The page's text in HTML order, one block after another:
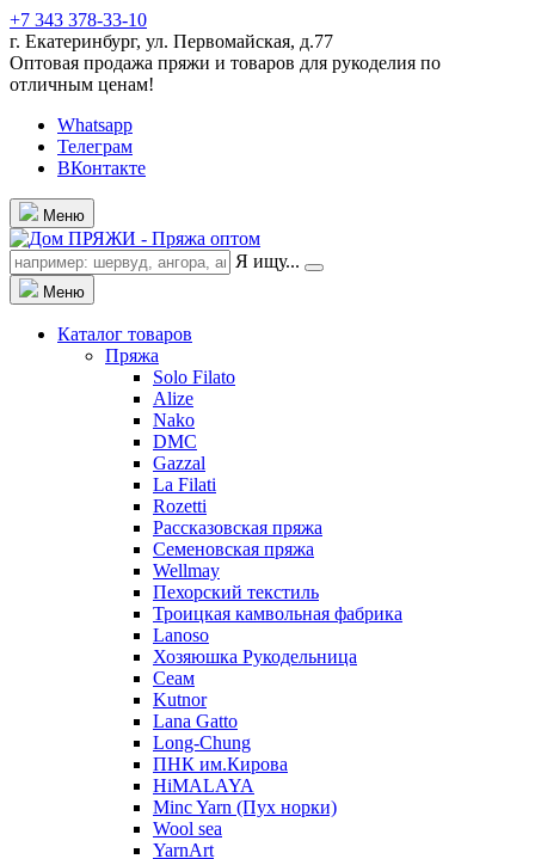
+7 343 378-33-10
г. Екатеринбург, ул. Первомайская, д.77
Оптовая продажа пряжи и товаров для рукоделия по
отличным ценам!
Whatsapp
Телеграм
ВКонтакте
Меню
Я ищу...
Меню
Каталог товаров
Пряжа
Solo Filato
Alize
Nako
DMC
Gazzal
La Filati
Rozetti
Рассказовская пряжа
Семеновская пряжа
Wellmay
Пехорский текстиль
Троицкая камвольная фабрика
Lanoso
Хозяюшка Рукодельница
Сеам
Kutnor
Lana Gatto
Long-Chung
ПНК им.Кирова
HiMALAYA
Minc Yarn (Пух норки)
Wool sea
YarnArt